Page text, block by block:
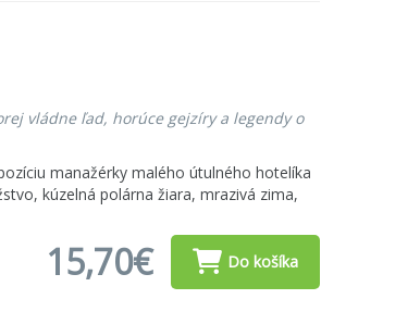
vládne ľad, horúce gejzíry a legendy o
manažérky malého útulného hotelíka
kúzelná polárna žiara, mrazivá zima,
15,70€ Do košíka